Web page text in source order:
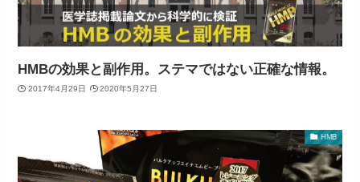
HMBの効果と副作用。ステマではない正確な情報。
2017年4月29日 2020年5月27日
HMB